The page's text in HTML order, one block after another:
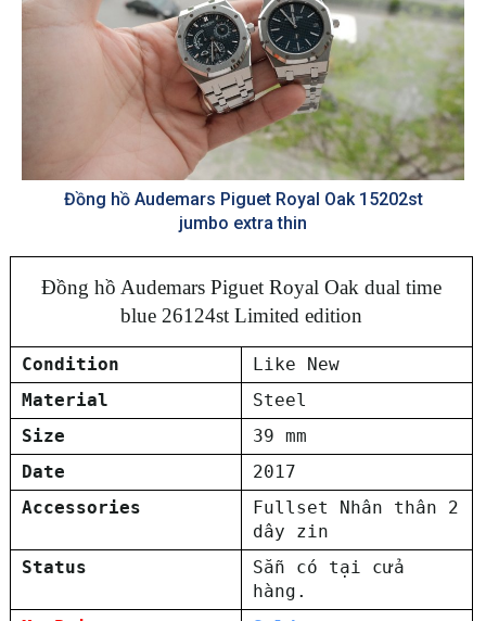
Đồng hồ Audemars Piguet Royal Oak 15202st
jumbo extra thin
Đồng hồ Audemars Piguet Royal Oak dual time
blue 26124st Limited edition
Condition
Like New
Material
Steel
Size
39 mm
Date
2017
Accessories
Fullset Nhân thân 2
dây zin
Status
Sẵn có tại cửa
hàng.